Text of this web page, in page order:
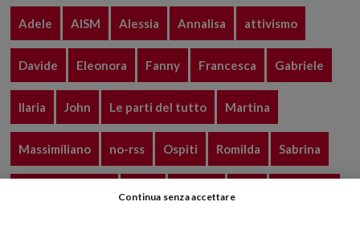
Adele AISM Alessia Annalisa attivismo
Davide Eleonora Fanny Francesca Gabriele
Ilaria John Le parti del tutto Martina
Massimiliano no-rss Ospiti Romilda Sabrina
Silvia Simone
Continua senza accettare